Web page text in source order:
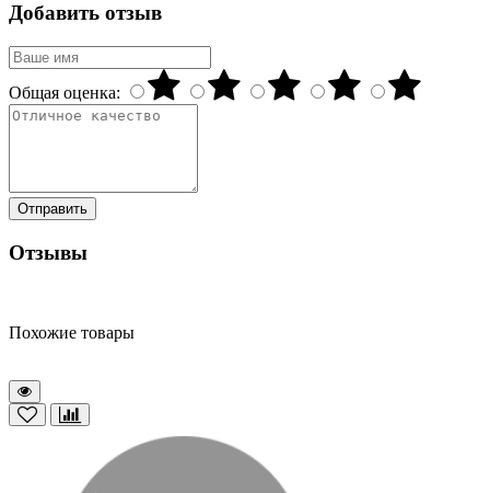
Добавить отзыв
Общая оценка:
Отправить
Отзывы
Похожие товары